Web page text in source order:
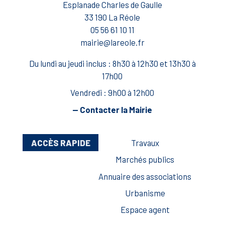
Esplanade Charles de Gaulle
33 190 La Réole
05 56 61 10 11
mairie@lareole.fr
Du lundi au jeudi inclus : 8h30 à 12h30 et 13h30 à
17h00
Vendredi : 9h00 à 12h00
— Contacter la Mairie
ACCÈS RAPIDE
Travaux
Marchés publics
Annuaire des associations
Urbanisme
Espace agent